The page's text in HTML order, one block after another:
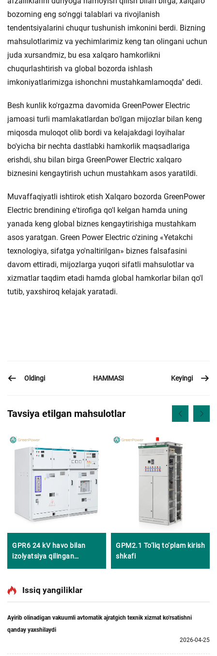
bozorning eng so'nggi talablari va rivojlanish
tendentsiyalarini chuqur tushunish imkonini berdi. Bizning
mahsulotlarimiz va yechimlarimiz keng tan olingani uchun
juda xursandmiz, bu esa xalqaro hamkorlikni
chuqurlashtirish va global bozorda ishlash
imkoniyatlarimizga ishonchni mustahkamlamoqda" dedi.
Besh kunlik ko'rgazma davomida GreenPower Electric
jamoasi turli mamlakatlardan bo'lgan mijozlar bilan keng
miqosda muloqot olib bordi va kelajakdagi loyihalar
bo'yicha bir nechta dastlabki hamkorlik maqsadlariga
erishdi, shu bilan birga GreenPower Electric xalqaro
biznesini kengaytirish uchun mustahkam asos yaratildi.
Muvaffaqiyatli ishtirok etish Xalqaro bozorda GreenPower
Electric brendining e'tirofiga qo'l kelgan hamda uning
yanada keng global biznes kengaytirishiga mustahkam
asos yaratgan. Green Power Electric o'zining «Yetakchi
texnologiya, sifatga yo'naltirilgan» biznes falsafasini
davom ettiradi, mijozlarga yuqori sifatli mahsulotlar va
xizmatlar taqdim etadi hamda global hamkorlar bilan qo'l
tutib, yaxshiroq kelajak yaratadi.
Oldingi HAMMASI Keyingi
Tavsiya etilgan mahsulotlar
GPR6 24 kV havo bilan
izolyatsiya qilingan
GPM2.1 To‘liq to‘plam kirish
shkafi
Issiq yangiliklar
Ayirib olinadigan vakuumli avtomatik ajratgich texnik xizmat ko'rsatishni
qanday yaxshilaydi
2026-04-25